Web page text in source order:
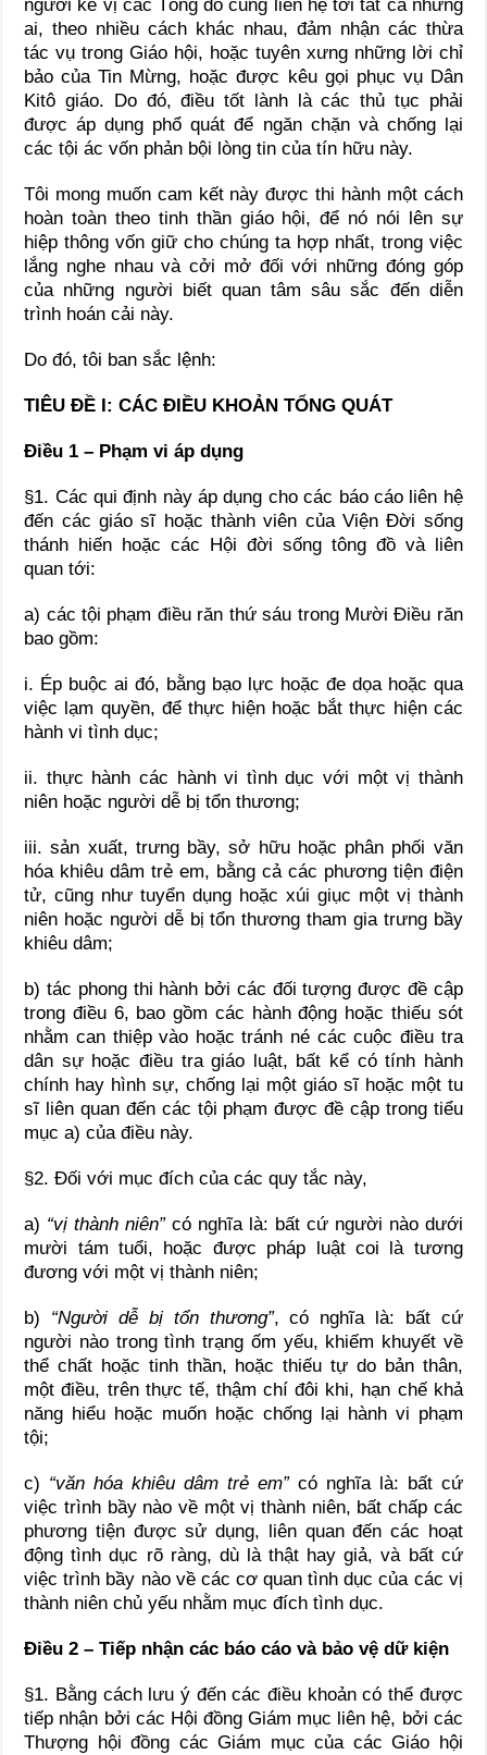
người kế vị các Tông đồ cũng liên hệ tới tất cả những
ai, theo nhiều cách khác nhau, đảm nhận các thừa
tác vụ trong Giáo hội, hoặc tuyên xưng những lời chỉ
bảo của Tin Mừng, hoặc được kêu gọi phục vụ Dân
Kitô giáo. Do đó, điều tốt lành là các thủ tục phải
được áp dụng phổ quát để ngăn chặn và chống lại
các tội ác vốn phản bội lòng tin của tín hữu này.
Tôi mong muốn cam kết này được thi hành một cách
hoàn toàn theo tinh thần giáo hội, để nó nói lên sự
hiệp thông vốn giữ cho chúng ta hợp nhất, trong việc
lắng nghe nhau và cởi mở đối với những đóng góp
của những người biết quan tâm sâu sắc đến diễn
trình hoán cải này.
Do đó, tôi ban sắc lệnh:
TIÊU ĐỀ I: CÁC ĐIỀU KHOẢN TỔNG QUÁT
Điều 1 – Phạm vi áp dụng
§1. Các qui định này áp dụng cho các báo cáo liên hệ
đến các giáo sĩ hoặc thành viên của Viện Đời sống
thánh hiến hoặc các Hội đời sống tông đồ và liên
quan tới:
a) các tội phạm điều răn thứ sáu trong Mười Điều răn
bao gồm:
i. Ép buộc ai đó, bằng bạo lực hoặc đe dọa hoặc qua
việc lạm quyền, để thực hiện hoặc bắt thực hiện các
hành vi tình dục;
ii. thực hành các hành vi tình dục với một vị thành
niên hoặc người dễ bị tổn thương;
iii. sản xuất, trưng bầy, sở hữu hoặc phân phối văn
hóa khiêu dâm trẻ em, bằng cả các phương tiện điện
tử, cũng như tuyển dụng hoặc xúi giục một vị thành
niên hoặc người dễ bị tổn thương tham gia trưng bầy
khiêu dâm;
b) tác phong thi hành bởi các đối tượng được đề cập
trong điều 6, bao gồm các hành động hoặc thiếu sót
nhằm can thiệp vào hoặc tránh né các cuộc điều tra
dân sự hoặc điều tra giáo luật, bất kể có tính hành
chính hay hình sự, chống lại một giáo sĩ hoặc một tu
sĩ liên quan đến các tội phạm được đề cập trong tiểu
mục a) của điều này.
§2. Đối với mục đích của các quy tắc này,
a) “vị thành niên”có nghĩa là: bất cứ người nào dưới
mười tám tuổi, hoặc được pháp luật coi là tương
đương với một vị thành niên;
b) “Người dễ bị tổn thương”, có nghĩa là: bất cứ
người nào trong tình trạng ốm yếu, khiếm khuyết về
thể chất hoặc tinh thần, hoặc thiếu tự do bản thân,
một điều, trên thực tế, thậm chí đôi khi, hạn chế khả
năng hiểu hoặc muốn hoặc chống lại hành vi phạm
tội;
c) “văn hóa khiêu dâm trẻ em” có nghĩa là: bất cứ
việc trình bầy nào về một vị thành niên, bất chấp các
phương tiện được sử dụng, liên quan đến các hoạt
động tình dục rõ ràng, dù là thật hay giả, và bất cứ
việc trình bầy nào về các cơ quan tình dục của các vị
thành niên chủ yếu nhằm mục đích tình dục.
Điều 2 – Tiếp nhận các báo cáo và bảo vệ dữ kiện
§1. Bằng cách lưu ý đến các điều khoản có thể được
tiếp nhận bởi các Hội đồng Giám mục liên hệ, bởi các
Thượng hội đồng các Giám mục của các Giáo hội